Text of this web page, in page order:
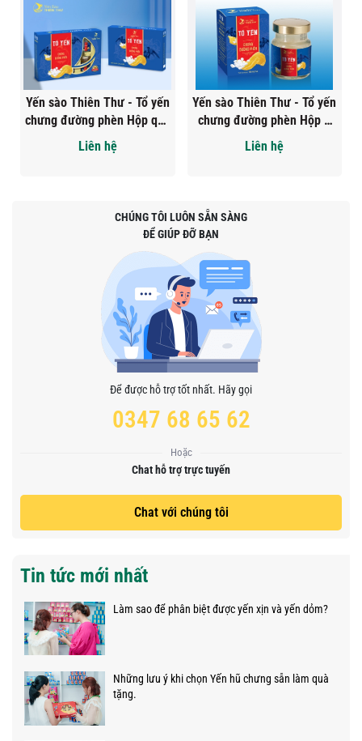
Yến sào Thiên Thư - Tổ yến
chưng đường phèn Hộp quà
tặng 6 hũ
Liên hệ
Yến sào Thiên Thư - Tổ yến
chưng đường phèn Hộp 1
hũ
Liên hệ
CHÚNG TÔI LUÔN SẴN SÀNG
ĐỂ GIÚP ĐỠ BẠN
Để được hỗ trợ tốt nhất. Hãy gọi
0347 68 65 62
Hoặc
Chat hỗ trợ trực tuyến
Chat với chúng tôi
Tin tức mới nhất
Làm sao để phân biệt được yến xịn và yến dỏm?
Những lưu ý khi chọn Yến hũ chưng sẵn làm quà
tặng.